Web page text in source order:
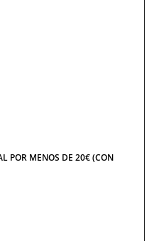
POR MENOS DE 20€ (CON